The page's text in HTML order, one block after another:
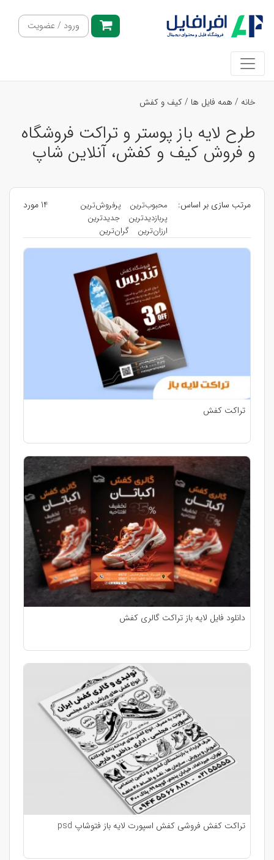
ورود / عضویت
خانه / همه فایل ها /کیف و کفش
طرح لایه باز پوستر و تراکت فروشگاه
و فروش کیف و کفش، آنلاین شاپ
مرتب سازی بر اساس: محبوب‌ترین
پرفروش‌ترین
پربازدیدترین
جدیدترین
ارزان‌ترین
گران‌ترین
14 مورد
تراکت کفش
دانلود فایل لایه باز تراکت گالری کفش
تراکت کفش فروشی کفش اسپورت لایه باز فتوشاپ psd